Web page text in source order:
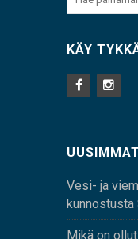
KÄY
UUSIMMAT
Vesi- ja
kunnostusta
Mikä on